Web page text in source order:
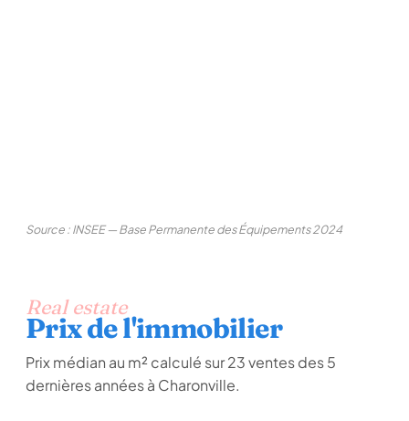
Source : INSEE — Base Permanente des Équipements 2024
Real estate
Prix de l'immobilier
Prix médian au m² calculé sur 23 ventes des 5
dernières années à Charonville.